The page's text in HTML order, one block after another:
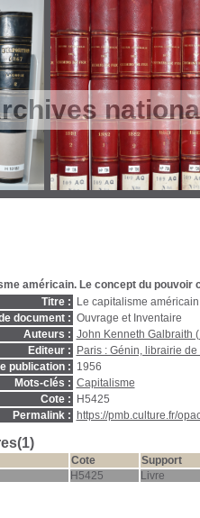
américain. Le concept du pouvoir
Titre :
Le capitalisme
document : Ouvrage et Inventaire
Auteurs : John Kenneth Galbraith
Editeur :
Paris : Génin, librairie
publication : 1956
Mots-clés : Capitalisme
Cote :
H5425
Permalink :
https://pmb.culture.fr/
Cote Support
H5425 Livre